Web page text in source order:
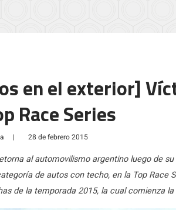
en el exterior]
Race Series
| 28 de febrero 2015
al automovilismo argentino luego de
de autos con techo, en la Top Race
de la temporada 2015, la cual comienza